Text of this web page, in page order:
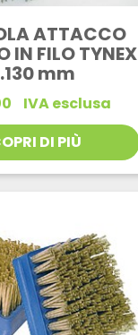
ATTACCO
IN FILO TYNEX
mm
IVA esclusa
DI PIÙ